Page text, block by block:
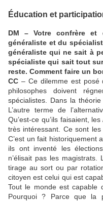
Éducation et
DM – Votre confrère et
généraliste et du
généraliste qui ne sait à
spécialiste qui sait tout
reste. Comment faire un
CC – Ce dilemme est posé
philosophes doivent
spécialistes. Dans la
L’autre terme de
Qu’est-ce qu’ils faisaient,
très intéressant. Ce sont
C’est un fait historiquement
ils ont inventé les
n’élisait pas les
tirage au sort ou par
citoyen est celui qui est
Tout le monde est capable
Pourquoi ? Parce que la